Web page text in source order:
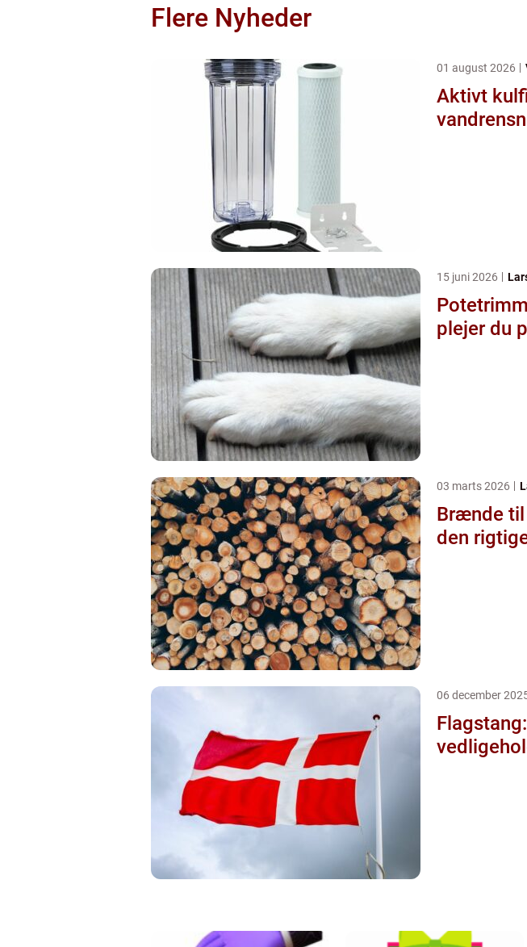
Flere Nyheder
01 august 2026
Aktivt
15 juni 2026
plejer du
03 marts 2026
Brænde
den
06 december